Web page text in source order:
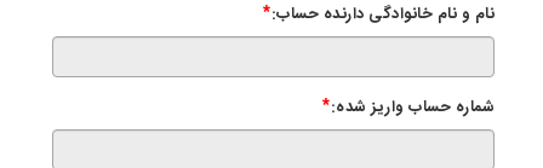
نام و نام خانوادگی دارنده حساب:*
شماره حساب واریز شده:*